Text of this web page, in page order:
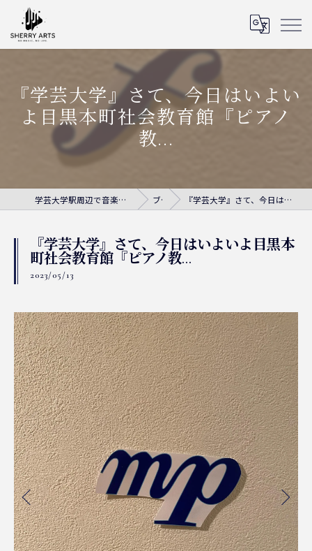
『学芸大学』さて、今日はいよい
よ目黒本町社会教育館『ピアノ
教...
学芸大学駅周辺で音楽教室ならシェリー・アーツ音楽教室 ブログ 『学芸大学』さて、今日はいよいよ目黒本町社会教育館『ピアノ教...
『学芸大学』さて、今日はいよいよ目黒本
町社会教育館『ピアノ教...
2023/05/13